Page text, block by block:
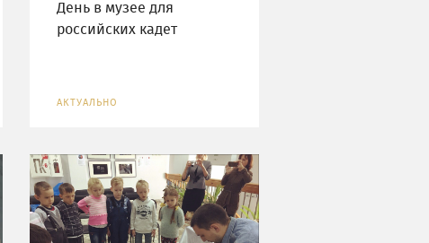
День в музее для
российских кадет
АКТУАЛЬНО